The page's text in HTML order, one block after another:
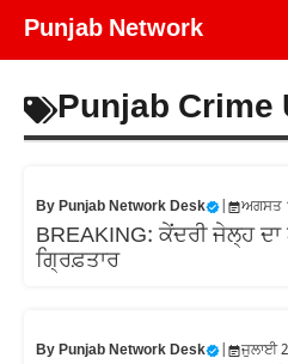
Skip
Punjab Network
Punjab Crime
ByPunjab Network Desk ਅਗਸਤ
BREAKING: ਕੇਂਦਰੀ ਜੇਲ੍ਹ
ਗ੍ਰਿਫ਼ਤਾਰ
ByPunjab Network Desk ਜੁਲਾਈ